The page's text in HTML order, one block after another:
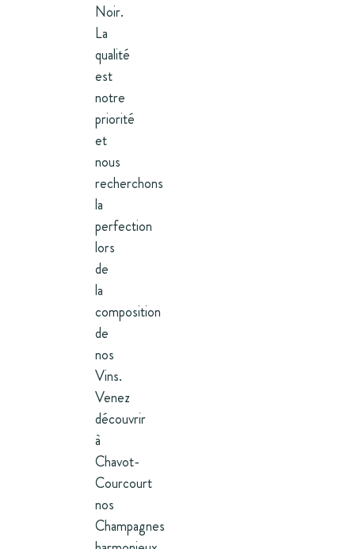
Noir.
La
qualité
est
notre
priorité
et
nous
recherchons
la
perfection
lors
de
la
composition
de
nos
Vins.
Venez
découvrir
à
Chavot-
Courcourt
nos
Champagnes